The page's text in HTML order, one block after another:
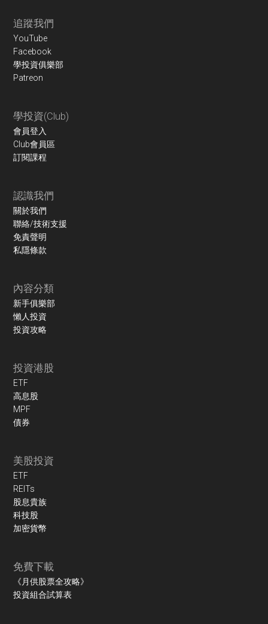
Footer
追蹤我們
YouTube
Facebook
學投資俱樂部
Patreon
學投資(Club)
會員登入
Club會員區
訂閱課程
認識我們
關於我們
聯絡/技術支援
免責聲明
私隱條款
內容分類
新手俱樂部
懶人投資
投資攻略
投資港股
ETF
高息股
MPF
債券
美股投資
ETF
REITs
股息貴族
科技股
加密貨幣
免費下載
《月供股票全攻略》
投資組合試算表